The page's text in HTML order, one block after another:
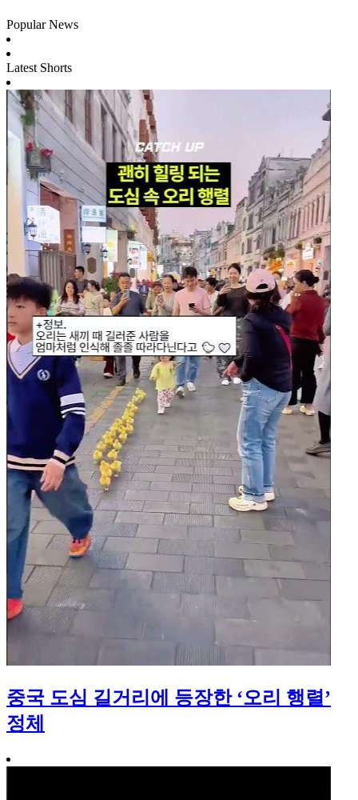
Popular News
Latest Shorts
중국 도심 길거리에 등장한 ‘오리 행렬’
정체